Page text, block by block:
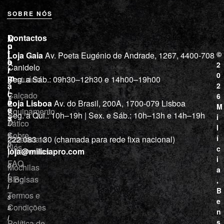
SOBRE NÓS
M
i
l
í
c
i
a
“
D
e
p
r
o
f
i
s
s
i
L
o
j
a
Vestuário
Calçado
Equipamento
Tático
Cutelaria e
ferramentas
Mochilas
e Bolsas
I
n
f
o
r
m
a
ç
õ
e
s
Sobre
Nós
FAQ
Blog
Termos e
Condições
Contactos
Loja GaiaAv. Poeta Eugénio de Andrade, 1267, 4400-708
Canidelo
Seg. a Sáb.: 09h30–12h30 e 14h00–19h00
Loja LisboaAv. do Brasil, 200A, 1700-079 Lisboa
Seg. a Qui.: 10h–19h | Sex. e Sáb.: 10h–13h e 14h–19h
222 083 130 (chamada para rede fixa nacional)
loja@miliciapro.com
©
2
0
2
6
M
i
l
í
c
i
a
,
B
e
n
s